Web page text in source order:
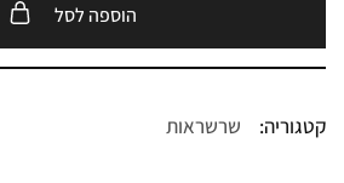
הוספה לסל
קטגוריה: שרשראות